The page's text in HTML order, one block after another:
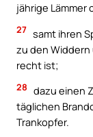
jährige Lämmer
27 samt ihren
zu den Widdern
recht ist;
28 dazu einen
täglichen
Trankopfer.